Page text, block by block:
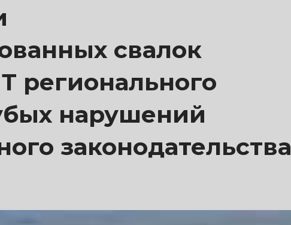
свалок
регионального
нарушений
законодательства